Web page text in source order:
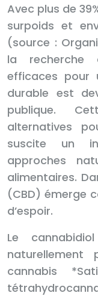
Avec plus de
surpoids et
(source :
la recherche
efficaces pour
durable est
publique.
alternatives
suscite un
approches
alimentaires.
(CBD) émerge
d’espoir.
Le
cannabis